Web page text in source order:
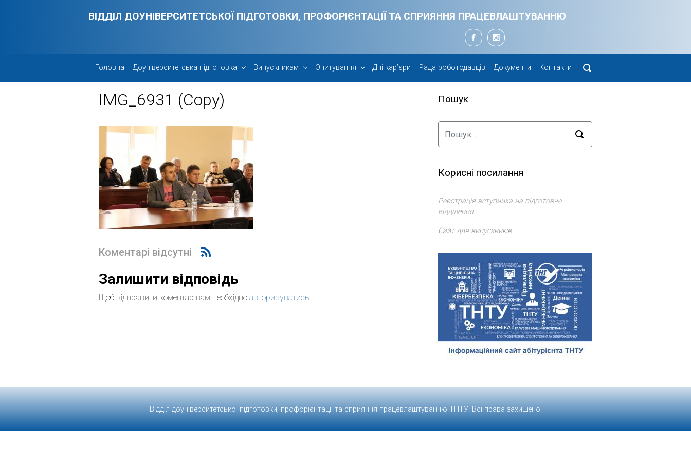
ВІДДІЛ ДОУНІВЕРСИТЕТСЬКОЇ ПІДГОТОВКИ, ПРОФОРІЄНТАЦІЇ ТА СПРИЯННЯ ПРАЦЕВЛАШТУВАННЮ
Головна Доуніверситетська підготовка Випускникам Опитування Дні кар’єри Рада роботодавців Документи Контакти
IMG_6931 (Copy)
Коментарі відсутні
Залишити відповідь
Щоб відправити коментар вам необхідно авторизуватись.
Пошук
Корисні посилання
Реєстрація вступника на підготовче
відділення
Сайт для випускників
Відділ доуніверситетської підготовки, профорієнтації та сприяння працевлаштуванню ТНТУ. Всі права захищено.